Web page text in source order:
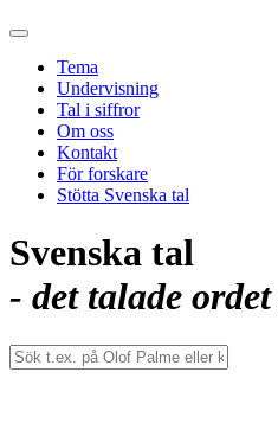
Tema
Undervisning
Tal i siffror
Om oss
Kontakt
För forskare
Stötta Svenska tal
Svenska tal
- det talade